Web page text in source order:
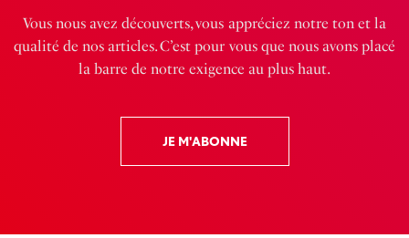
Vous nous avez découverts, vous appréciez notre ton et la
qualité de nos articles. C’est pour vous que nous avons placé
la barre de notre exigence au plus haut.
JE M'ABONNE